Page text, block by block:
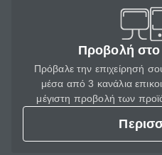
Προβολή
Πρόβαλε την επιχείρησή
μέσα από 3 κανάλια
μέγιστη προβολή των